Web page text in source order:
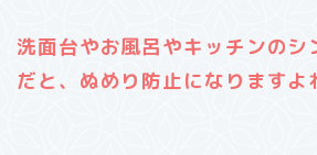
洗面台やお風呂やキッチンのシ
だと、ぬめり防止になりますよ